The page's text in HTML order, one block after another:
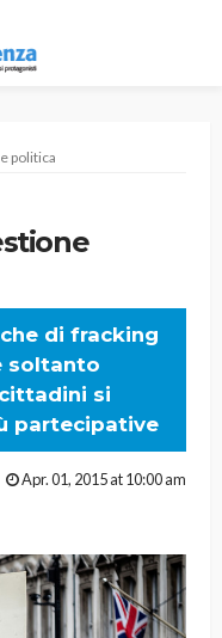
politica
di fracking
soltanto
si
partecipative
Apr. 01, 2015 at 10:00 am